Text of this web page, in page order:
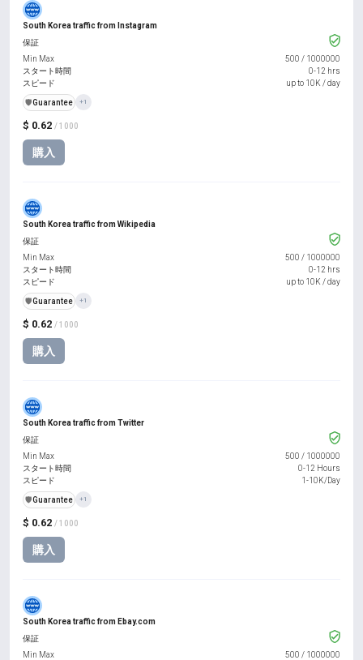
South Korea traffic from Instagram
$ 0.62 / 1000
購入
保証
Min Max
500 / 1000000
スタート時間
0-12 hrs
スピード
up to 10K / day
️🛡️Guarantee +1
South Korea traffic from Wikipedia
$ 0.62 / 1000
購入
保証
Min Max
500 / 1000000
スタート時間
0-12 hrs
スピード
up to 10K / day
️🛡️Guarantee +1
South Korea traffic from Twitter
$ 0.62 / 1000
購入
保証
Min Max
500 / 1000000
スタート時間
0-12 Hours
スピード
1-10K/Day
️🛡️Guarantee +1
South Korea traffic from Ebay.com
保証
Min Max
500 / 1000000